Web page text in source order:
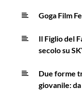
Goga Film
Il Figlio del
secolo su
Due forme
giovanile: